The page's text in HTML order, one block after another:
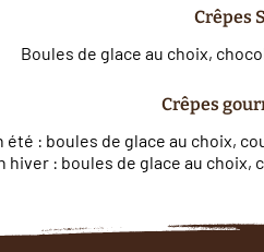
Crêpes
Boules de glace au choix,
Crêpes
été : boules de glace au choix,